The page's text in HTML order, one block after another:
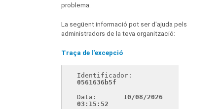
problema.
La següent informació pot ser d'ajuda pels
administradors de la teva organització:
Traça de l'excepció
0561636b5f
Data:
10/08/2026
03:15:52